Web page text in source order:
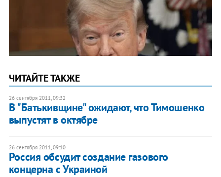
ЧИТАЙТЕ ТАКЖЕ
26 сентября 2011, 09:32
В "Батькивщине" ожидают, что Тимошенко
выпустят в октябре
26 сентября 2011, 09:10
Россия обсудит создание газового
концерна с Украиной